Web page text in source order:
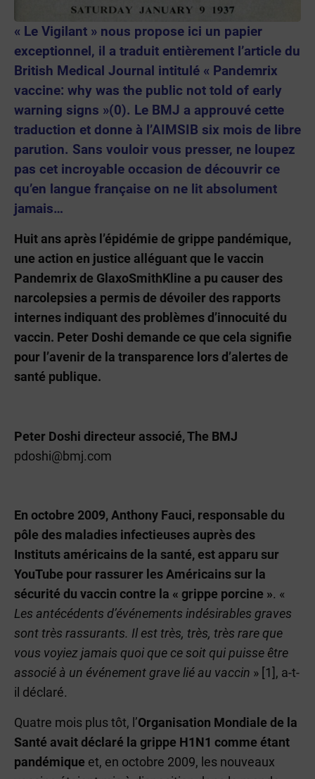
« Le Vigilant » nous propose ici un papier
exceptionnel, il a traduit entièrement l’article du
British Medical Journal intitulé « Pandemrix
vaccine: why was the public not told of early
warning signs »(0). Le BMJ a approuvé cette
traduction et donne à l’AIMSIB six mois de libre
parution. Sans vouloir vous presser, ne loupez
pas cet incroyable occasion de découvrir ce
qu’en langue française on ne lit absolument
jamais…
Huit ans après l’épidémie de grippe pandémique,
une action en justice alléguant que le vaccin
Pandemrix de GlaxoSmithKline a pu causer des
narcolepsies a permis de dévoiler des rapports
internes indiquant des problèmes d’innocuité du
vaccin. Peter Doshi demande ce que cela signifie
pour l’avenir de la transparence lors d’alertes de
santé publique.
Peter Doshi directeur associé, The BMJ
pdoshi@bmj.com
En octobre 2009, Anthony Fauci, responsable du
pôle des maladies infectieuses auprès des
Instituts américains de la santé, est apparu sur
YouTube pour rassurer les Américains sur la
sécurité du vaccin contre la « grippe porcine ». «
Les antécédents d’événements indésirables graves
sont très rassurants. Il est très, très, très rare que
vous voyiez jamais quoi que ce soit qui puisse être
associé à un événement grave lié au vaccin » [1], a-t-
il déclaré.
Quatre mois plus tôt, l’Organisation Mondiale de la
Santé avait déclaré la grippe H1N1 comme étant
pandémique et, en octobre 2009, les nouveaux